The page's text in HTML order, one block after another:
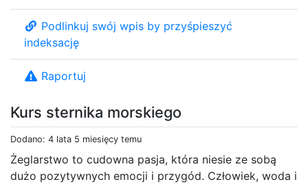
Kurs sternika morskiego
Dodano: 4 lata 5 miesięcy temu
Żeglarstwo to cudowna pasja, która niesie ze sobą
dużo pozytywnych emocji i przygód. Człowiek, woda i
Podlinkuj swój wpis by przyśpieszyć
indeksację
Raportuj